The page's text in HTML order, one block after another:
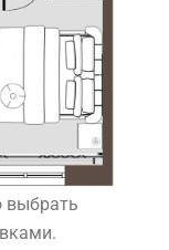
выбрать